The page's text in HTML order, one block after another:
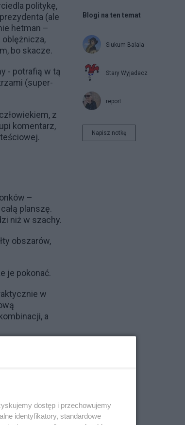
politykę,
(ale
hetman –
oblężnicza,
bo skacze.
- potrafią w tą
(super-
z
komentarz,
–
planszę.
niż w szachy.
obszarów,
je pokonać.
w
a
rzędu
miarę
miliony
to już do
Blogi na ten temat
Siukum Balala
Stary Wyjadacz
report
Napisz notkę
dostęp i przechowujemy
identyfikatory, standardowe